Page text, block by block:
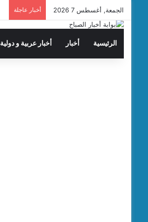
الجمعة, أغسطس 7 2026 أخبار عاجلة
الرئيسية أخبار أخبار عربية و دولية